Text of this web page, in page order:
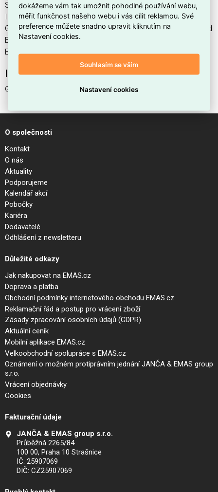
Svítidla, Svítidla, světelné zdroje a LED osvětlení, výrobce
Ideal Lux, EAN 8021696304700, kód dodavatele 304700.
GEMINI SP D061 DALI/PUSH OTTONE nabízíme od 1 ks. Kód
EMAS GEMINI SP D061 DALI/PUSH OTTONE je
ELSVOS1786295.
Interní název produktu
GEMINI SP D061 DALI/PUSH OTTONE
O společnosti
Kontakt
O nás
Aktuality
Podporujeme
Kalendář akcí
Pobočky
Kariéra
Dodavatelé
Odhlášení z newsletteru
Důležité odkazy
Jak nakupovat na EMAS.cz
Doprava a platba
Obchodní podmínky internetového obchodu EMAS.cz
Reklamační řád a postup pro vrácení zboží
Zásady zpracování osobních údajů (GDPR)
Aktuální ceník
Mobilní aplikace EMAS.cz
Velkoobchodní spolupráce s EMAS.cz
Oznámení o možném protiprávním jednání JANČA & EMAS group
s.r.o.
Vrácení objednávky
Cookies
Fakturační údaje
JANČA & EMAS group s.r.o.
Průběžná 2265/84
100 00, Praha 10 Strašnice
IČ: 25907069
DIČ: CZ25907069
dokážeme vám tak umožnit pohodlné používání webu,
měřit funkčnost našeho webu i vás cílit reklamou. Své
preference můžete snadno upravit kliknutím na
Nastavení cookies.
Souhlasím se vším
Nastavení cookies